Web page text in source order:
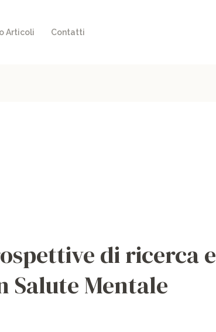
Articoli Contatti
di ricerca e
Salute Mentale